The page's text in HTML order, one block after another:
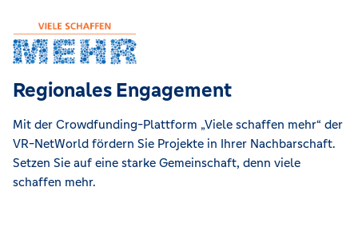
Regionales Engagement
Mit der Crowdfunding-Plattform „Viele schaffen mehr“ der
VR-NetWorld fördern Sie Projekte in Ihrer Nachbarschaft.
Setzen Sie auf eine starke Gemeinschaft, denn viele
schaffen mehr.